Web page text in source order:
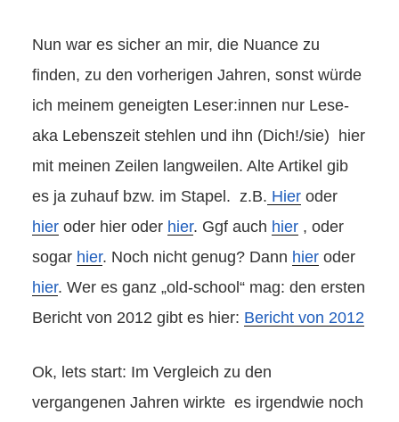
Nun war es sicher an mir, die Nuance zu
finden, zu den vorherigen Jahren, sonst würde
ich meinem geneigten Leser:innen nur Lese-
aka Lebenszeit stehlen und ihn (Dich!/sie) hier
mit meinen Zeilen langweilen. Alte Artikel gib
es ja zuhauf bzw. im Stapel. z.B. Hier oder
hier oder hier oder hier. Ggf auch hier , oder
sogar hier. Noch nicht genug? Dann hier oder
hier. Wer es ganz „old-school“ mag: den ersten
Bericht von 2012 gibt es hier: Bericht von 2012
Ok, lets start: Im Vergleich zu den
vergangenen Jahren wirkte es irgendwie noch